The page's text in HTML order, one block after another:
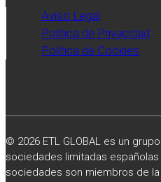
Aviso Legal
Política de Privacidad
Política de Cookies
© 2026 ETL GLOBAL es un
sociedades limitadas
sociedades son miembros de